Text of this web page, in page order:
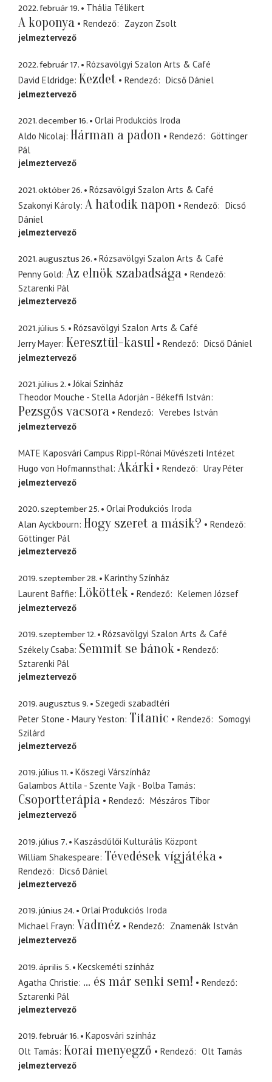
2022. február 19. Thália Télikert
A koponya Rendező
Zayzon Zsolt
jelmeztervező
2022. február 17.
Rózsavölgyi Szalon Arts & Café
David Eldridge Kezdet Rendező
Dicső Dániel
jelmeztervező
2021. december 16.
Orlai Produkciós Iroda
Aldo Nicolaj Hárman a padon Rendező
Göttinger
Pál
jelmeztervező
2021. október 26.
Rózsavölgyi Szalon Arts & Café
Szakonyi Károly A hatodik napon Rendező
Dicső
Dániel
jelmeztervező
2021. augusztus 26.
Rózsavölgyi Szalon Arts & Café
Penny Gold Az elnök szabadsága
Rendező
Sztarenki Pál
jelmeztervező
2021. július 5.
Rózsavölgyi Szalon Arts & Café
Jerry Mayer Keresztül-kasul Rendező
Dicső Dániel
jelmeztervező
2021. július 2.
Jókai Szinház
Theodor Mouche - Stella Adorján - Békeffi István
Pezsgős vacsora Rendező
Verebes István
jelmeztervező
MATE Kaposvári Campus Rippl-Rónai Művészeti Intézet
Hugo von Hofmannsthal Akárki Rendező
Uray Péter
jelmeztervező
2020. szeptember 25.
Orlai Produkciós Iroda
Alan Ayckbourn Hogy szeret a másik?
Rendező
Göttinger Pál
jelmeztervező
2019. szeptember 28.
Karinthy Színház
Laurent Baffie Lököttek Rendező
Kelemen József
jelmeztervező
2019. szeptember 12.
Rózsavölgyi Szalon Arts & Café
Székely Csaba Semmit se bánok
Rendező
Sztarenki Pál
jelmeztervező
2019. augusztus 9.
Szegedi szabadtéri
Peter Stone - Maury Yeston Titanic Rendező
Somogyi
Szilárd
jelmeztervező
2019. július 11.
Kőszegi Várszínház
Galambos Attila - Szente Vajk - Bolba Tamás
Csoportterápia Rendező
Mészáros Tibor
jelmeztervező
2019. július 7.
Kaszásdűlői Kulturális Központ
William Shakespeare Tévedések vígjátéka
Rendező
Dicső Dániel
jelmeztervező
2019. június 24.
Orlai Produkciós Iroda
Michael Frayn Vadméz Rendező
Znamenák István
jelmeztervező
2019. április 5.
Kecskeméti színház
Agatha Christie ... és már senki sem!
Rendező
Sztarenki Pál
jelmeztervező
2019. február 16.
Kaposvári színház
Olt Tamás Korai menyegző Rendező
Olt Tamás
jelmeztervező